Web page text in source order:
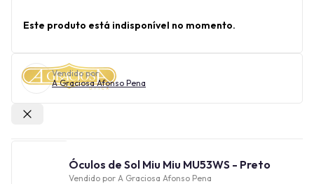
Este produto está indisponível no momento.
Vendido por
A Graciosa Afonso Pena
Óculos de Sol Miu Miu MU53WS - Preto
Vendido por A Graciosa Afonso Pena